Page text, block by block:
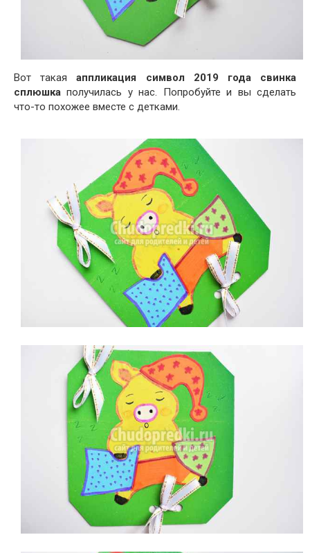
Вот такаяаппликация символ 2019 года свинка
сплюшка получилась у нас. Попробуйте и вы сделать
что-то похожее вместе с детками.